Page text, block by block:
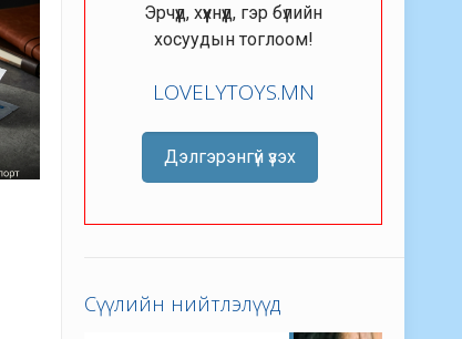
Эрчүүд, хүүхнүүд, гэр бүлийн
хосуудын тоглоом!
LOVELYTOYS.MN
Дэлгэрэнгүй үзэх
Сүүлийн нийтлэлүүд